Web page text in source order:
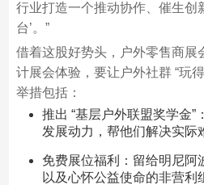
行业打造一个推动协作、催生创
台’。”​
借着这股好势头，户外零售商展
计展会体验，要让户外社群 “玩
举措包括：​
推出 “基层户外联盟奖学金”
发展动力，帮他们解决实际
免费展位福利：留给明尼阿
以及心怀公益使命的非营利